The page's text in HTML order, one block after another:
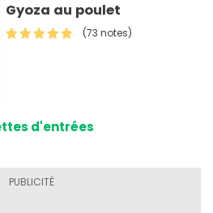
Gyoza au poulet
(73 notes)
d'entrées